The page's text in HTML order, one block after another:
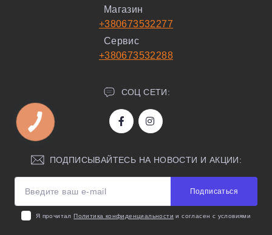
Магазин
+380673532277
Сервис
+380673532288
СОЦ СЕТИ:
ПОДПИСЫВАЙТЕСЬ НА НОВОСТИ И АКЦИИ:
Подписаться
Я прочиталПолитика конфиденциальности и согласен с условиями